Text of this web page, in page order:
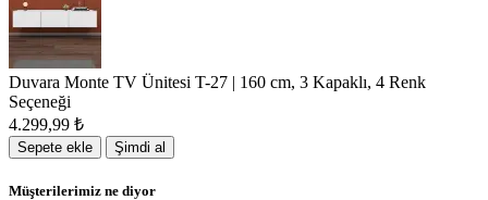
Duvara Monte TV Ünitesi T-27 | 160 cm, 3 Kapaklı, 4 Renk
Seçeneği
4.299,99 ₺
Sepete ekle Şimdi al
Müşterilerimiz ne diyor